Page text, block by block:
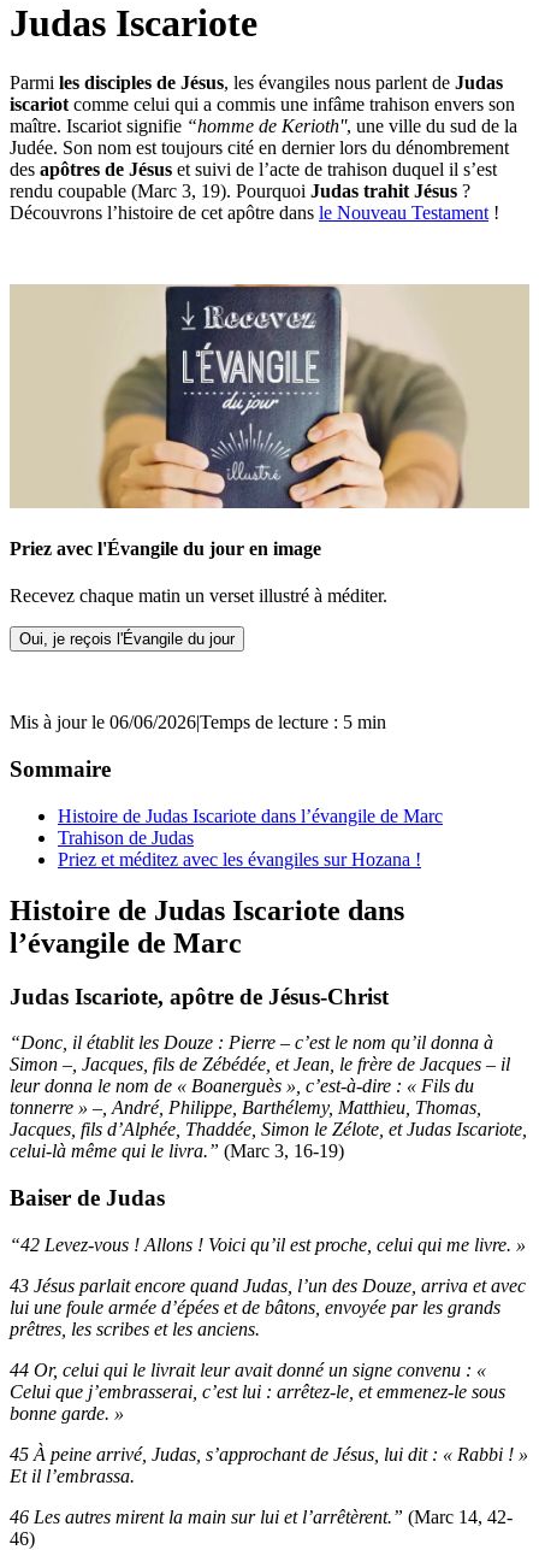
Judas Iscariote
Parmi les disciples de Jésus, les évangiles nous parlent de Judas
iscariot comme celui qui a commis une infâme trahison envers son
maître. Iscariot signifie “homme de Kerioth'', une ville du sud de la
Judée. Son nom est toujours cité en dernier lors du dénombrement
des apôtres de Jésus et suivi de l’acte de trahison duquel il s’est
rendu coupable (Marc 3, 19). Pourquoi Judas trahit Jésus ?
Découvrons l’histoire de cet apôtre dans le Nouveau Testament !
Priez avec l'Évangile du jour en image
Recevez chaque matin un verset illustré à méditer.
Oui, je reçois l'Évangile du jour
Mis à jour le 06/06/2026|Temps de lecture : 5 min
Sommaire
Histoire de Judas Iscariote dans l’évangile de Marc
Trahison de Judas
Priez et méditez avec les évangiles sur Hozana !
Histoire de Judas Iscariote dans
l’évangile de Marc
Judas Iscariote, apôtre de Jésus-Christ
“Donc, il établit les Douze : Pierre – c’est le nom qu’il donna à
Simon –, Jacques, fils de Zébédée, et Jean, le frère de Jacques – il
leur donna le nom de « Boanerguès », c’est-à-dire : « Fils du
tonnerre » –, André, Philippe, Barthélemy, Matthieu, Thomas,
Jacques, fils d’Alphée, Thaddée, Simon le Zélote, et Judas Iscariote,
celui-là même qui le livra.” (Marc 3, 16-19)
Baiser de Judas
“42 Levez-vous ! Allons ! Voici qu’il est proche, celui qui me livre. »
43 Jésus parlait encore quand Judas, l’un des Douze, arriva et avec
lui une foule armée d’épées et de bâtons, envoyée par les grands
prêtres, les scribes et les anciens.
44 Or, celui qui le livrait leur avait donné un signe convenu : «
Celui que j’embrasserai, c’est lui : arrêtez-le, et emmenez-le sous
bonne garde. »
45 À peine arrivé, Judas, s’approchant de Jésus, lui dit : « Rabbi ! »
Et il l’embrassa.
46 Les autres mirent la main sur lui et l’arrêtèrent.” (Marc 14, 42-
46)